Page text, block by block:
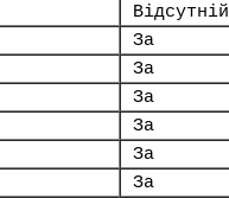
Відсутній
За
За
За
За
За
За